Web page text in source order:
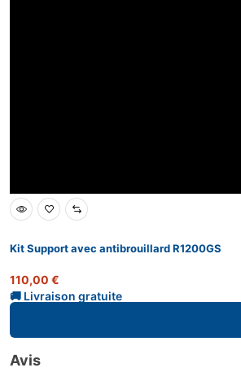
Kit Support avec antibrouillard R1200GS
110,00 €
Avis